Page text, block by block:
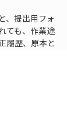
、提出用フォ
ても、作業途
履歴、原本と